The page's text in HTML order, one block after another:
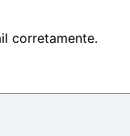
corretamente.